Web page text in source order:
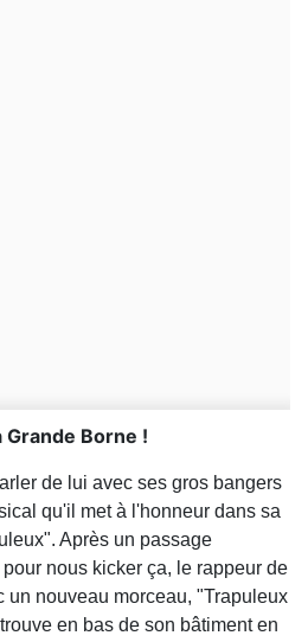
Borne !
de lui avec ses gros bangers
qu'il met à l'honneur dans sa
Après un passage
nous kicker ça, le rappeur de
un nouveau morceau, "Trapuleux
en bas de son bâtiment en